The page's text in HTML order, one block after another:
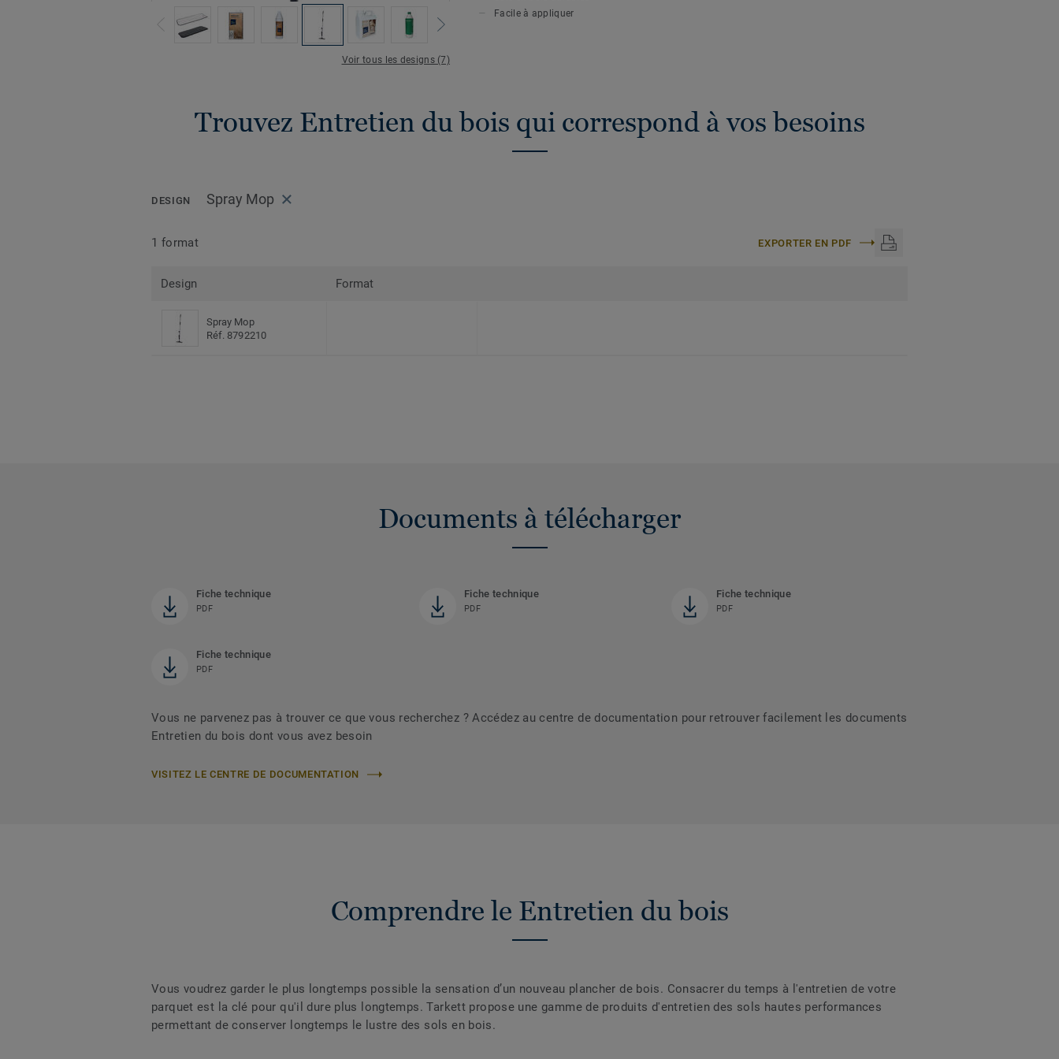
Voir tous les designs (7)
Facile à appliquer
Trouvez Entretien du bois qui correspond à vos besoins
DESIGN Spray Mop
1 format EXPORTER EN PDF
Design Format
Spray Mop
Réf. 8792210
Documents à télécharger
Fiche technique
PDF
Fiche technique
PDF
Fiche technique
PDF
Fiche technique
PDF
Vous ne parvenez pas à trouver ce que vous recherchez ? Accédez au centre de documentation pour retrouver facilement les documents
Entretien du bois dont vous avez besoin
VISITEZ LE CENTRE DE DOCUMENTATION
Comprendre le Entretien du bois
Vous voudrez garder le plus longtemps possible la sensation d’un nouveau plancher de bois. Consacrer du temps à l'entretien de votre
parquet est la clé pour qu'il dure plus longtemps. Tarkett propose une gamme de produits d'entretien des sols hautes performances
permettant de conserver longtemps le lustre des sols en bois.